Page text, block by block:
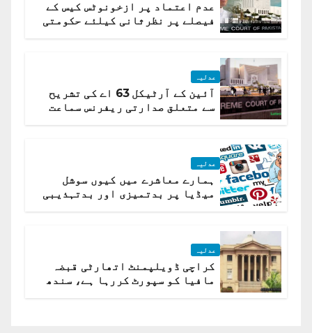
عدم اعتماد پر ازخونوٹس کیس کے
فیصلے پر نظرثانی کیلئے حکومتی
عدلیہ
آئین کے آرٹیکل 63 اے کی تشریح
سے متعلق صدارتی ریفرنس سماعت
عدلیہ
ہمارے معاشرے میں کیوں سوشل
میڈیا پر بدتمیزی اور بدتہذیبی
عدلیہ
کراچی ڈویلپمنٹ اتھارٹی قبضہ
مافیا کو سپورٹ کررہا ہے، سندھ